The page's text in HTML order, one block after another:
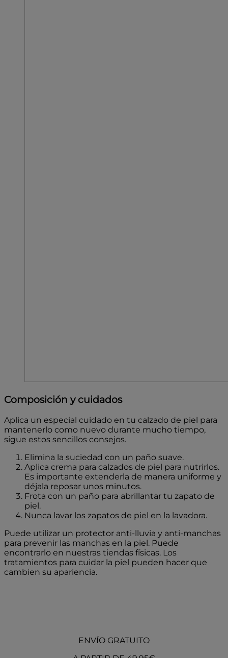
Composición y cuidados
Aplica un especial cuidado en tu calzado de piel para
mantenerlo como nuevo durante mucho tiempo,
sigue estos sencillos consejos.
Elimina la suciedad con un paño suave.
Aplica crema para calzados de piel para nutrirlos.
Es importante extenderla de manera uniforme y
déjala reposar unos minutos.
Frota con un paño para abrillantar tu zapato de
piel.
Nunca lavar los zapatos de piel en la lavadora.
Puede utilizar un protector anti-lluvia y anti-manchas
para prevenir las manchas en la piel. Puede
encontrarlo en nuestras tiendas físicas. Los
tratamientos para cuidar la piel pueden hacer que
cambien su apariencia.
ENVÍO GRATUITO